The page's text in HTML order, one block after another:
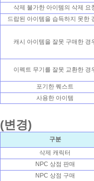
삭제 불가한 아이템의 삭제 요
드랍된 아이템을 습득하지 못한
캐시 아이템을 잘못 구매한 경
이펙트 무기를 잘못 교환한 경
포기한 퀘스트
사용한 아이템
(변경)
구분
삭제 캐릭터
NPC 상점 판매
NPC 상점 구매